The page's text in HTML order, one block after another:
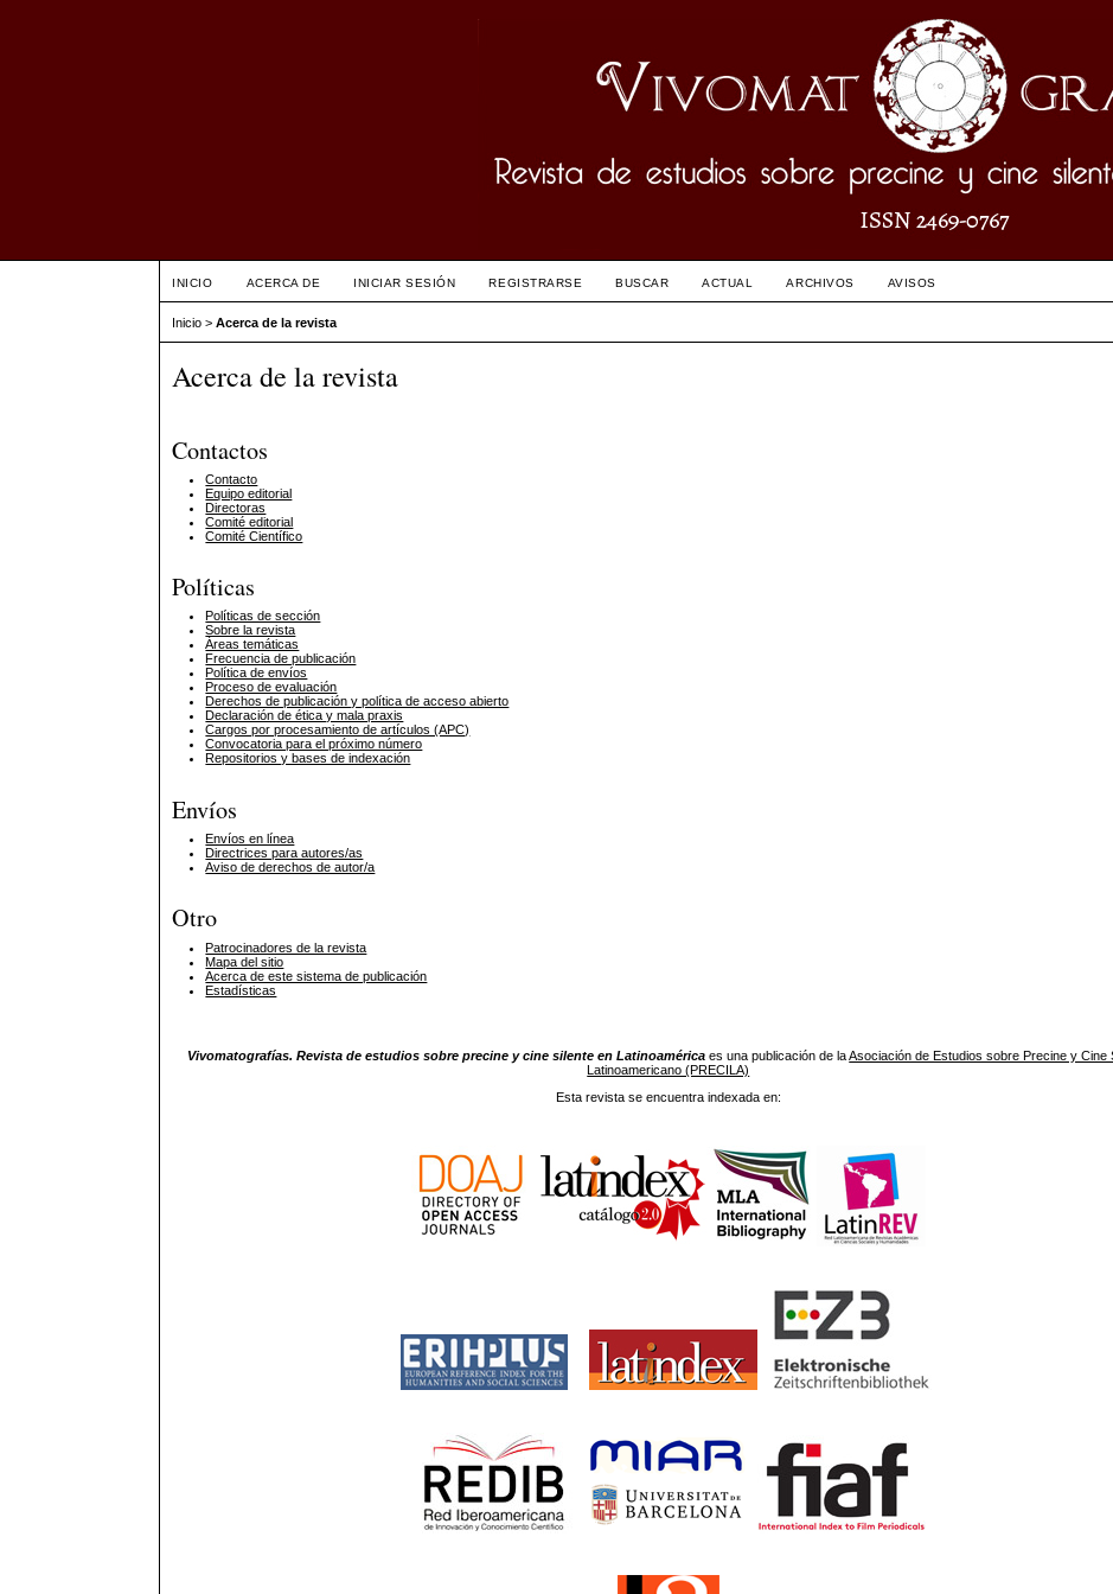
INICIO ACERCA DE INICIAR SESIÓN REGISTRARSE BUSCAR ACTUAL ARCHIVOS AVISOS
Inicio >Acerca de la revista
Acerca de la revista
Contactos
Contacto
Equipo editorial
Directoras
Comité editorial
Comité Científico
Políticas
Políticas de sección
Sobre la revista
Áreas temáticas
Frecuencia de publicación
Política de envíos
Proceso de evaluación
Derechos de publicación y política de acceso abierto
Declaración de ética y mala praxis
Cargos por procesamiento de artículos (APC)
Convocatoria para el próximo número
Repositorios y bases de indexación
Envíos
Envíos en línea
Directrices para autores/as
Aviso de derechos de autor/a
Otro
Patrocinadores de la revista
Mapa del sitio
Acerca de este sistema de publicación
Estadísticas
Vivomatografías. Revista de estudios sobre precine y cine silente en Latinoamérica es una publicación de laAsociación de Estudios sobre Precine y Cine
Latinoamericano (PRECILA)
Esta revista se encuentra indexada en: